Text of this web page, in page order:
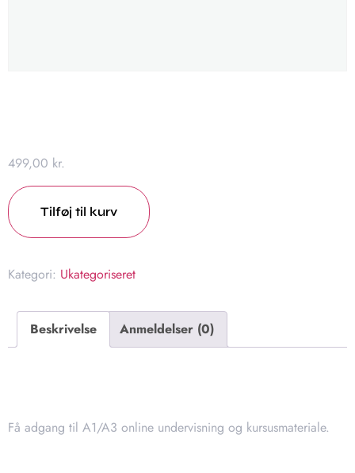
499,00 kr.
Tilføj til kurv
Kategori: Ukategoriseret
Beskrivelse Anmeldelser (0)
Få adgang til A1/A3 online undervisning og kursusmateriale.